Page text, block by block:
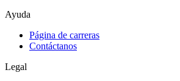
Ayuda
Página de carreras
Contáctanos
Legal